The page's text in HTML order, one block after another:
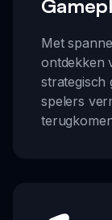
Met
ontdekken
strategisch
spelers